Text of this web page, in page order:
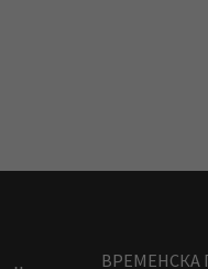
ВРЕМЕНСКА